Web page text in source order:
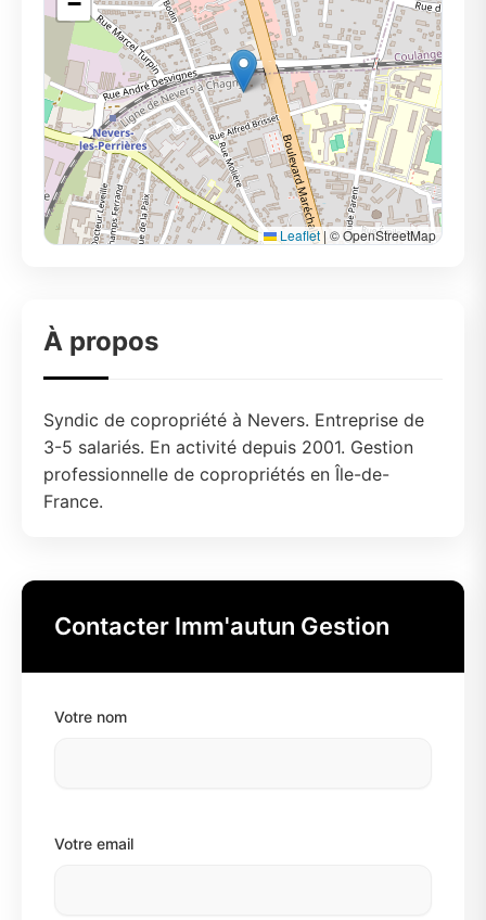
Leaflet| © OpenStreetMap
À propos
Syndic de copropriété à Nevers. Entreprise de
3-5 salariés. En activité depuis 2001. Gestion
professionnelle de copropriétés en Île-de-
France.
Contacter Imm'autun Gestion
Votre nom
Votre email